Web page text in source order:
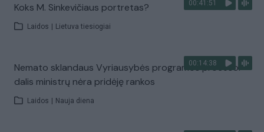
00:41:51
Koks M. Sinkevičiaus portretas?
Laidos | Lietuva tiesiogiai
00:14:38
Nemato sklandaus Vyriausybės programos proceso:
dalis ministrų nėra pridėję rankos
Laidos | Nauja diena